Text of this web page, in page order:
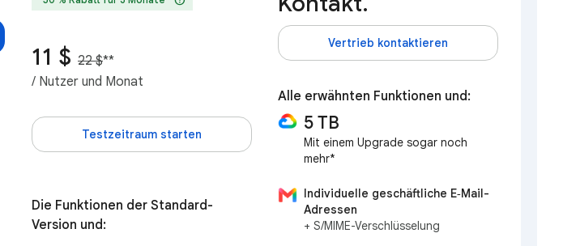
11 $ 22 $**
/ Nutzer und Monat
Testzeitraum starten
Die Funktionen der Standard-
Version und:
Vertrieb kontaktieren
Alle erwähnten Funktionen und:
5 TB
Mit einem Upgrade sogar noch
mehr*
Individuelle geschäftliche E‑Mail-
Adressen
+ S/MIME-Verschlüsselung